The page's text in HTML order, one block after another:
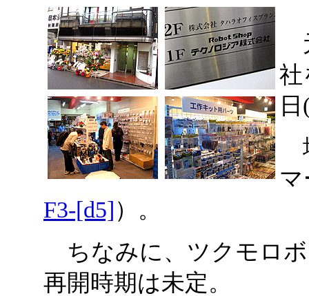
社
F3-[d5]）。
ちなみに、ツクモロボ
再開時期は未定。